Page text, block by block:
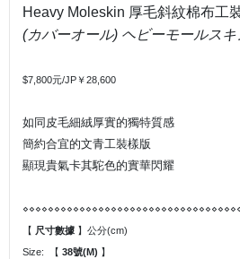
Heavy Moleskin 厚毛斜紋棉布工
(カバーオール) ヘビーモールスキ
$7,800元/JP￥28,600
如同皮毛細絨厚實的獨特質感
簡約合宜的文青工裝樣版
顯現貴氣卡其駝色的實華閃耀
【 尺寸數據 】公分(cm)
Size: 【 38號(M) 】